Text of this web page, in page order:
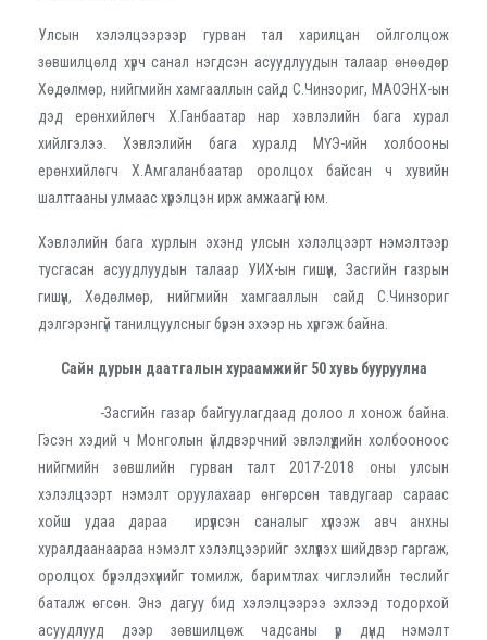
Улсын хэлэлцээрээр гурван тал харилцан ойлголцож
зөвшилцөлд хүрч санал нэгдсэн асуудлуудын талаар өнөөдөр
Хөдөлмөр, нийгмийн хамгааллын сайд С.Чинзориг, МАОЭНХ-ын
дэд ерөнхийлөгч Х.Ганбаатар нар хэвлэлийн бага хурал
хийлгэлээ. Хэвлэлийн бага хуралд МҮЭ-ийн холбооны
ерөнхийлөгч Х.Амгаланбаатар оролцох байсан ч хувийн
шалтгааны улмаас хүрэлцэн ирж амжаагүй юм.
Хэвлэлийн бага хурлын эхэнд улсын хэлэлцээрт нэмэлтээр
тусгасан асуудлуудын талаар УИХ-ын гишүүн, Засгийн газрын
гишүүн, Хөдөлмөр, нийгмийн хамгааллын сайд С.Чинзориг
дэлгэрэнгүй танилцуулсныг бүрэн эхээр нь хүргэж байна.
Сайн дурын даатгалын хураамжийг 50 хувь бууруулна
-Засгийн газар байгуулагдаад долоо л хонож байна.
Гэсэн хэдий ч Монголын үйлдвэрчний эвлэлүүдийн холбооноос
нийгмийн зөвшлийн гурван талт 2017-2018 оны улсын
хэлэлцээрт нэмэлт оруулахаар өнгөрсөн тавдугаар сараас
хойш удаа дараа ирүүлсэн саналыг хүлээж авч анхны
хуралдаанаараа нэмэлт хэлэлцээрийг эхлүүлэх шийдвэр гаргаж,
оролцох бүрэлдэхүүнийг томилж, баримтлах чиглэлийн төслийг
баталж өгсөн. Энэ дагуу бид хэлэлцээрээ эхлээд тодорхой
асуудлууд дээр зөвшилцөж чадсаны үр дүнд нэмэлт